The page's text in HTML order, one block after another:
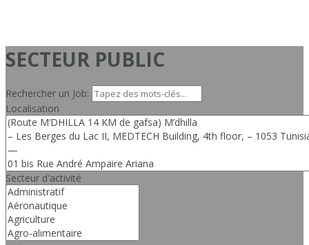
SECTEUR PUBLIC
Rechercher un Job:
Localisation
Secteur d'activité